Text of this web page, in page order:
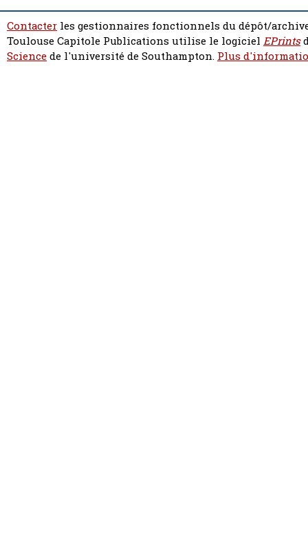
Contacter les gestionnaires fonctionnels du dépôt/
Toulouse Capitole Publications utilise le logiciel EPrints
Sciencede l'université de Southampton. Plus